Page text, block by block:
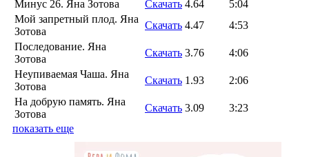
Минус 26. Яна Зотова
Скачать 4.64
5:04
Мой запретный плод. Яна
Зотова
Скачать 4.47
4:53
Последование. Яна
Зотова
Скачать 3.76
4:06
Неупиваемая Чаша. Яна
Зотова
Скачать 1.93
2:06
На добрую память. Яна
Зотова
Скачать 3.09
3:23
показать еще